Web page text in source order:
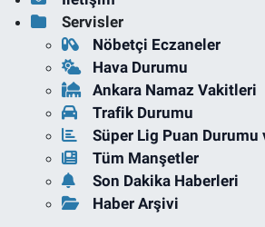
Servisler
Nöbetçi Eczaneler
Hava Durumu
Ankara Namaz Vakitleri
Trafik Durumu
Süper Lig Puan Durumu
Tüm Manşetler
Son Dakika Haberleri
Haber Arşivi